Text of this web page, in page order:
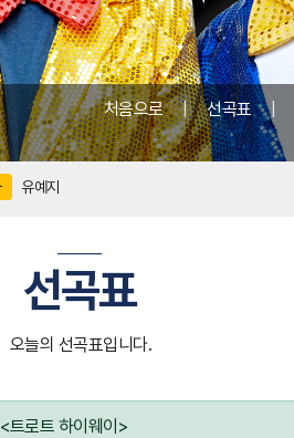
처음으로 | 선곡표 |
유예지
선곡표
오늘의 선곡표입니다.
트로트 하이웨이>